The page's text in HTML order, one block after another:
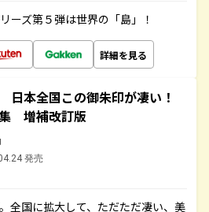
ーズ第５弾は世界の「島」！
詳細を見る
日本全国この御朱印が凄い！
増補改訂版
発売
全国に拡大して、ただただ凄い、美